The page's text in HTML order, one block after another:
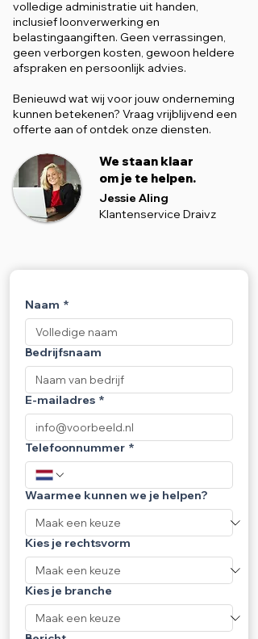
volledige administratie uit handen,
inclusief loonverwerking en
belastingaangiften. Geen verrassingen,
geen verborgen kosten, gewoon heldere
afspraken en persoonlijk advies.
Benieuwd wat wij voor jouw onderneming
kunnen betekenen? Vraag vrijblijvend een
offerte aan of ontdek onze diensten.
We staan klaar
om je te helpen.
Jessie Aling
Klantenservice Draivz
Naam *
Bedrijfsnaam
E-mailadres *
Telefoonnummer *
Waarmee kunnen we je helpen?
Kies je rechtsvorm
Kies je branche